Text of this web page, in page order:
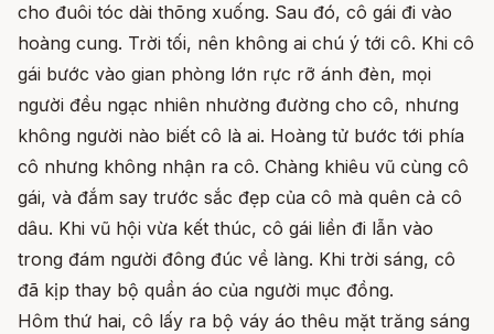
cho đuôi tóc dài thõng xuống. Sau đó, cô gái đi vào
hoàng cung. Trời tối, nên không ai chú ý tới cô. Khi cô
gái bước vào gian phòng lớn rực rỡ ánh đèn, mọi
người đều ngạc nhiên nhường đường cho cô, nhưng
không người nào biết cô là ai. Hoàng tử bước tới phía
cô nhưng không nhận ra cô. Chàng khiêu vũ cùng cô
gái, và đắm say trước sắc đẹp của cô mà quên cả cô
dâu. Khi vũ hội vừa kết thúc, cô gái liền đi lẫn vào
trong đám người đông đúc về làng. Khi trời sáng, cô
đã kịp thay bộ quần áo của người mục đồng.
Hôm thứ hai, cô lấy ra bộ váy áo thêu mặt trăng sáng